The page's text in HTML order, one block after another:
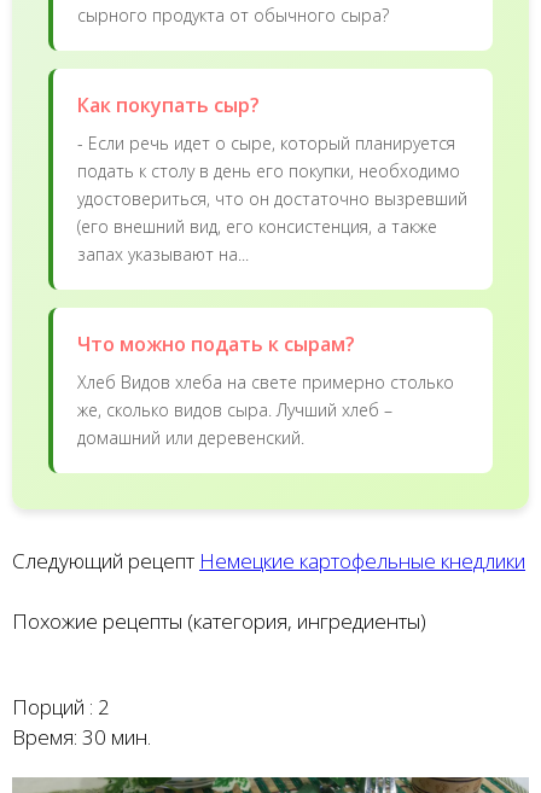
сырного продукта от обычного сыра?
Как покупать сыр?
- Если речь идет о сыре, который планируется
подать к столу в день его покупки, необходимо
удостовериться, что он достаточно вызревший
(его внешний вид, его консистенция, а также
запах указывают на...
Что можно подать к сырам?
Хлеб Видов хлеба на свете примерно столько
же, сколько видов сыра. Лучший хлеб –
домашний или деревенский.
Следующий рецепт Немецкие картофельные кнедлики
Похожие рецепты (категория, ингредиенты)
Порций : 2
Время: 30 мин.